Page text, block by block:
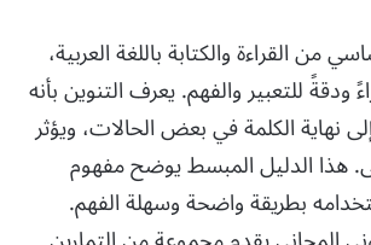
من القراءة والكتابة باللغة العربية،
ودقةً للتعبير والفهم. يعرف التنوين بأنه
نهاية الكلمة في بعض الحالات، ويؤثر
هذا الدليل المبسط يوضح مفهوم
بطريقة واضحة وسهلة الفهم.